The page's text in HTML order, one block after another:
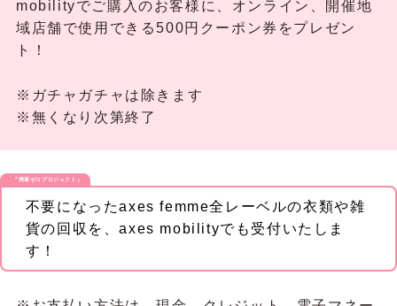
mobilityでご購入のお客様に、オンライン、開催地
域店舗で使用できる500円クーポン券をプレゼン
ト！
※ガチャガチャは除きます
※無くなり次第終了
『廃棄ゼロプロジェクト』
不要になったaxes femme全レーベルの衣類や雑
貨の回収を、axes mobilityでも受付いたしま
す！